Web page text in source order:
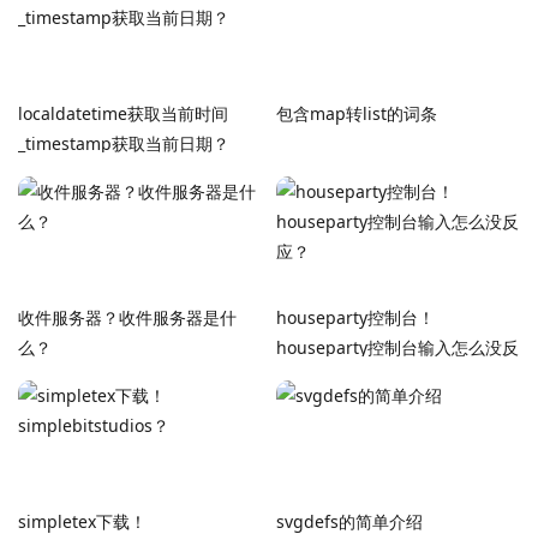
localdatetime获取当前时间
_timestamp获取当前日期？
包含map转list的词条
收件服务器？收件服务器是什
么？
houseparty控制台！
houseparty控制台输入怎么没反
应？
simpletex下载！
svgdefs的简单介绍